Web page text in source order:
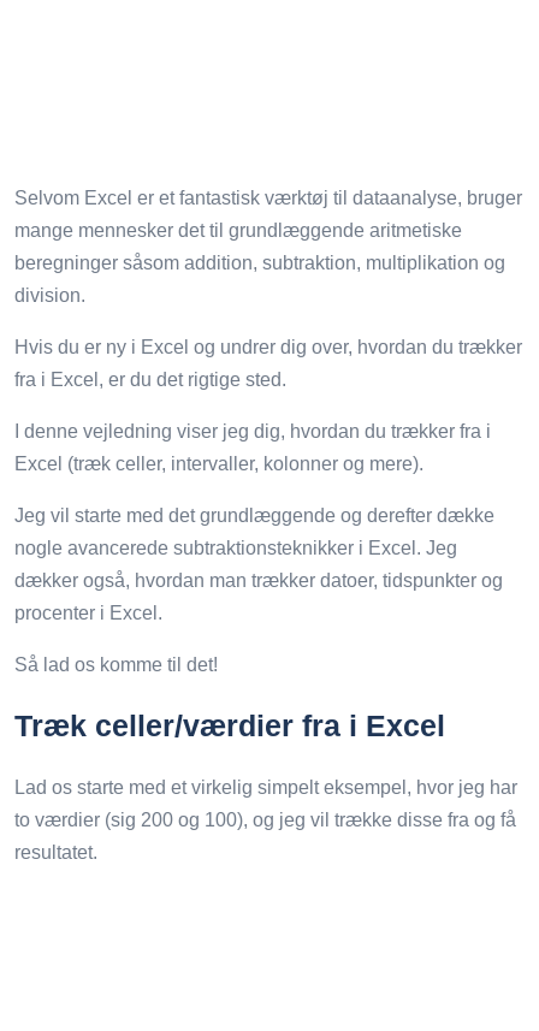
Selvom Excel er et fantastisk værktøj til dataanalyse, bruger
mange mennesker det til grundlæggende aritmetiske
beregninger såsom addition, subtraktion, multiplikation og
division.
Hvis du er ny i Excel og undrer dig over, hvordan du trækker
fra i Excel, er du det rigtige sted.
I denne vejledning viser jeg dig, hvordan du trækker fra i
Excel (træk celler, intervaller, kolonner og mere).
Jeg vil starte med det grundlæggende og derefter dække
nogle avancerede subtraktionsteknikker i Excel. Jeg
dækker også, hvordan man trækker datoer, tidspunkter og
procenter i Excel.
Så lad os komme til det!
Træk celler/værdier fra i Excel
Lad os starte med et virkelig simpelt eksempel, hvor jeg har
to værdier (sig 200 og 100), og jeg vil trække disse fra og få
resultatet.